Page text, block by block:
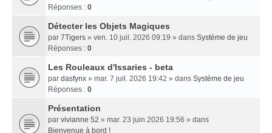
Réponses : 0
Détecter les Objets Magiques
par 7Tigers » ven. 10 juil. 2026 09:19 » dans Système de jeu
Réponses : 0
Les Rouleaux d'Issaries - beta
par dasfynx » mar. 7 juil. 2026 19:42 » dans Système de jeu
Réponses : 0
Présentation
par vivianne 52 » mar. 23 juin 2026 19:56 » dans
Bienvenue à bord !